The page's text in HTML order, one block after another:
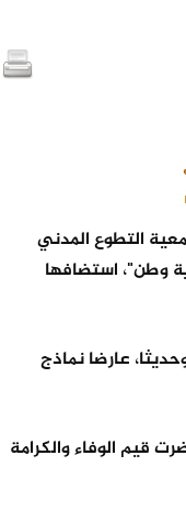
التطوع المدني
بعنوان "حكاية وطن"، استضافها
عارضا نماذج
قيم الوفاء والكرامة